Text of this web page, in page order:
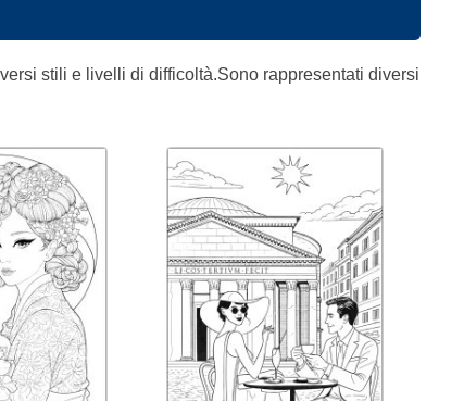
stili e livelli di difficoltà.Sono rappresentati diversi